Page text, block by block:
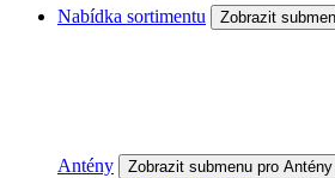
Nabídka sortimentu Zobrazit
Antény Zobrazit submenu pro Antény